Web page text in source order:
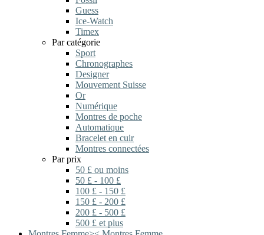
Guess
Ice-Watch
Timex
Par catégorie
Sport
Chronographes
Designer
Mouvement Suisse
Or
Numérique
Montres de poche
Automatique
Bracelet en cuir
Montres connectées
Par prix
50 £ ou moins
50 £ - 100 £
100 £ - 150 £
150 £ - 200 £
200 £ - 500 £
500 £ et plus